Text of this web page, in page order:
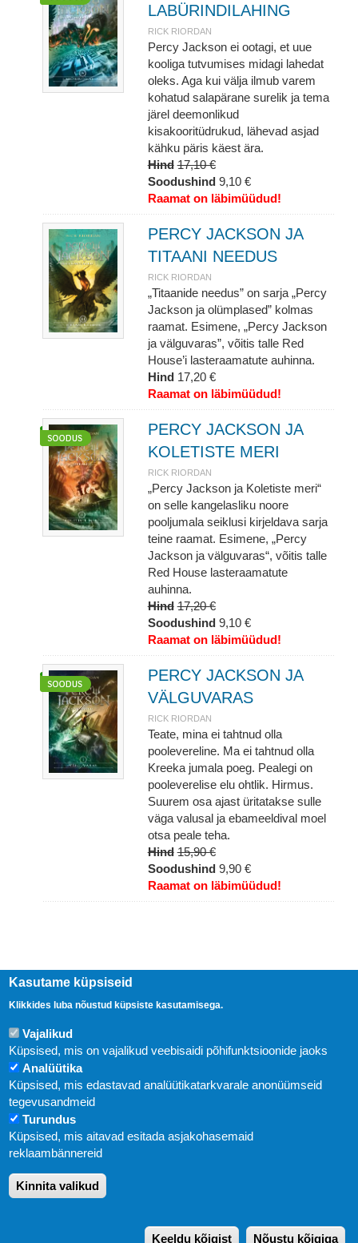
LABÜRINDILAHING
RICK RIORDAN
Percy Jackson ei ootagi, et uue
kooliga tutvumises midagi lahedat
oleks. Aga kui välja ilmub varem
kohatud salapärane surelik ja tema
järel deemonlikud
kisakooritüdrukud, lähevad asjad
kähku päris käest ära.
Hind 17,10 €
Soodushind 9,10 €
Raamat on läbimüüdud!
PERCY JACKSON JA
TITAANI NEEDUS
RICK RIORDAN
„Titaanide needus” on sarja „Percy
Jackson ja olümplased” kolmas
raamat. Esimene, „Percy Jackson
ja välguvaras”, võitis talle Red
House’i lasteraamatute auhinna.
Hind 17,20 €
Raamat on läbimüüdud!
PERCY JACKSON JA
KOLETISTE MERI
RICK RIORDAN
„Percy Jackson ja Koletiste meri“
on selle kangelasliku noore
pooljumala seiklusi kirjeldava sarja
teine raamat. Esimene, „Percy
Jackson ja välguvaras“, võitis talle
Red House lasteraamatute
auhinna.
Hind 17,20 €
Soodushind 9,10 €
Raamat on läbimüüdud!
PERCY JACKSON JA
VÄLGUVARAS
RICK RIORDAN
Teate, mina ei tahtnud olla
poolevereline. Ma ei tahtnud olla
Kreeka jumala poeg. Pealegi on
pooleverelise elu ohtlik. Hirmus.
Suurem osa ajast üritatakse sulle
väga valusal ja ebameeldival moel
otsa peale teha.
Hind 15,90 €
Soodushind 9,90 €
Raamat on läbimüüdud!
Uudised
KIRJASTUS PEGASUS OÜ © 2020
Paldiski mnt. 29 (A korpus VI korrus), Tallinn
E-post:pegasus[at]pegasus.ee
Kasutame küpsiseid
Klikkides luba nõustud küpsiste kasutamisega.
Vajalikud
Küpsised, mis on vajalikud veebisaidi põhifunktsioonide jaoks
Analüütika
Küpsised, mis edastavad analüütikatarkvarale anonüümseid
tegevusandmeid
Turundus
Küpsised, mis aitavad esitada asjakohasemaid
reklaambännereid
Kinnita valikud
Keeldu kõigist Nõustu kõigiga